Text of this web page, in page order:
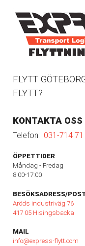
FLYTT
FLYTT?
KONTAKTA OSS
Telefon: 031-714 71
ÖPPETTIDER
Måndag - Fredag
8:00-17:00
BESÖKSADRESS/
Aröds industriväg 76
417 05 Hisingsbacka
MAIL
info@express-flytt.com